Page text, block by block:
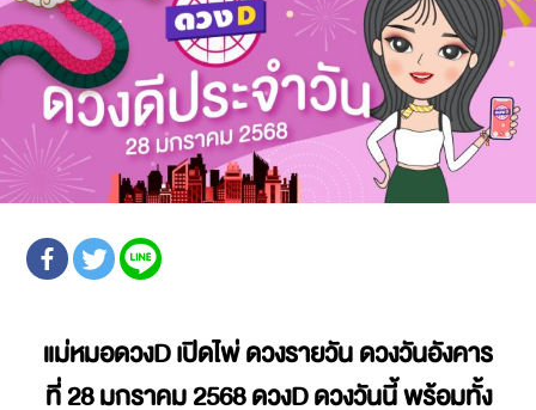
แม่หมอดวงD เปิดไพ่ ดวงรายวัน ดวงวันอังคาร
ที่ 28 มกราคม 2568ดวงD ดวงวันนี้ พร้อมทั้ง